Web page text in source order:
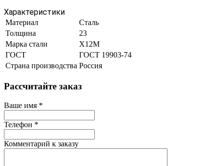
Характеристики
Материал
Сталь
Толщина
23
Марка стали
Х12М
ГОСТ
ГОСТ 19903-74
Страна производства Россия
Рассчитайте заказ
Ваше имя *
Телефон *
Комментарий к заказу